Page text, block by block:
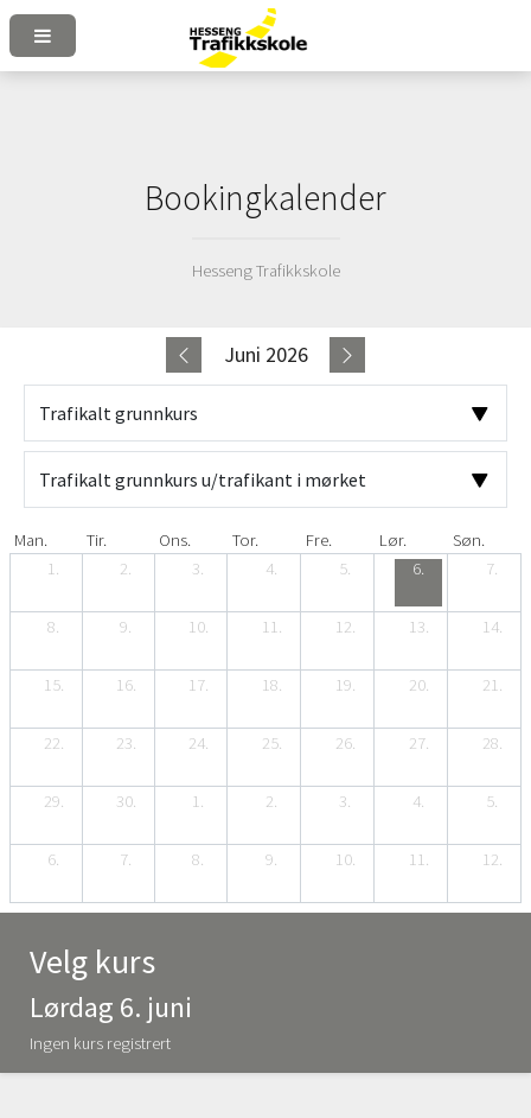
Bookingkalender
Hesseng Trafikkskole
Juni 2026
Man. Tir. Ons. Tor. Fre. Lør.
Søn.
1.
2. 3. 4. 5. 6. 7.
8. 9. 10. 11. 12. 13. 14.
15. 16. 17. 18. 19. 20. 21.
22. 23. 24. 25. 26. 27. 28.
29. 30. 1. 2. 3. 4. 5.
6. 7. 8. 9. 10. 11. 12.
Velg kurs
Lørdag 6. juni
Ingen kurs registrert